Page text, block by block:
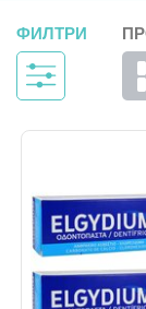
ФИЛТРИ